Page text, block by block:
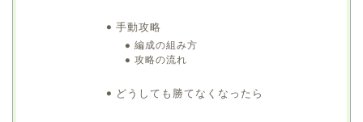
手動攻略
編成の組み方
攻略の流れ
どうしても勝てなくなったら